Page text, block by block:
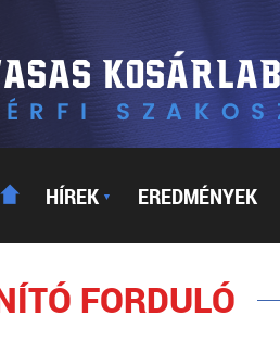
HÍREK ▼ EREDMÉNYEK
FORDULÓ